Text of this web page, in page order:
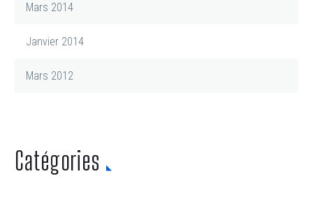
Mars 2014
Janvier 2014
Mars 2012
Catégories